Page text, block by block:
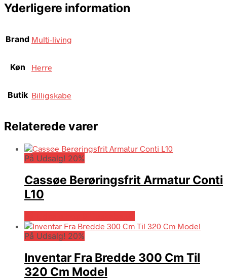
Yderligere information
Brand Multi-living
Køn Herre
Butik Billigskabe
Relaterede varer
På Udsalg! 20%
Cassøe Berøringsfrit Armatur Conti
L10
På Udsalg! 20%
Inventar Fra Bredde 300 Cm Til
320 Cm Model